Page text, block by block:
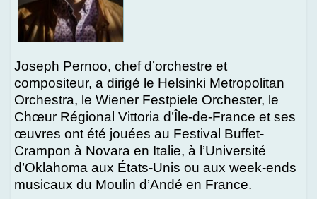
Joseph Pernoo, chef d’orchestre et
compositeur, a dirigé le Helsinki Metropolitan
Orchestra, le Wiener Festpiele Orchester, le
Chœur Régional Vittoria d’Île-de-France et ses
œuvres ont été jouées au Festival Buffet-
Crampon à Novara en Italie, à l’Université
d’Oklahoma aux États-Unis ou aux week-ends
musicaux du Moulin d’Andé en France.